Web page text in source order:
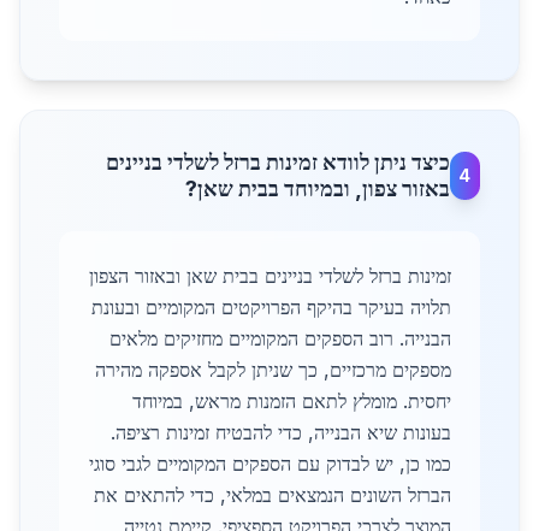
4
כיצד ניתן לוודא זמינות ברזל לשלדי בניינים
באזור צפון, ובמיוחד בבית שאן?
זמינות ברזל לשלדי בניינים בבית שאן ובאזור הצפון
תלויה בעיקר בהיקף הפרויקטים המקומיים ובעונת
הבנייה. רוב הספקים המקומיים מחזיקים מלאים
מספקים מרכזיים, כך שניתן לקבל אספקה מהירה
יחסית. מומלץ לתאם הזמנות מראש, במיוחד
בעונות שיא הבנייה, כדי להבטיח זמינות רציפה.
כמו כן, יש לבדוק עם הספקים המקומיים לגבי סוגי
הברזל השונים הנמצאים במלאי, כדי להתאים את
המוצר לצרכי הפרויקט הספציפי. קיימת נטייה